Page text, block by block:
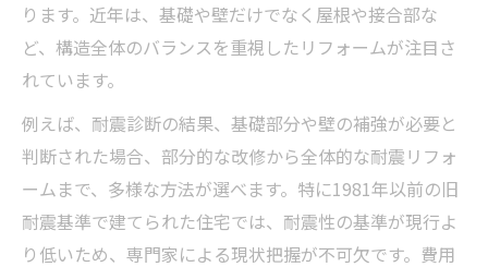
リフォーム費用を抑える補助金活用のコツ
耐震リフォーム補助金の申請ポイント解説
補助金を上手に使うリフォームの進め方
リフォームで地震対策と費用削減を両立す
る
耐震リフォーム補助金の最新情報をチェッ
ク
ります。近年は、基礎や壁だけでなく屋根や接合部な
ど、構造全体のバランスを重視したリフォームが注目さ
れています。
例えば、耐震診断の結果、基礎部分や壁の補強が必要と
判断された場合、部分的な改修から全体的な耐震リフォ
ームまで、多様な方法が選べます。特に1981年以前の旧
耐震基準で建てられた住宅では、耐震性の基準が現行よ
り低いため、専門家による現状把握が不可欠です。費用